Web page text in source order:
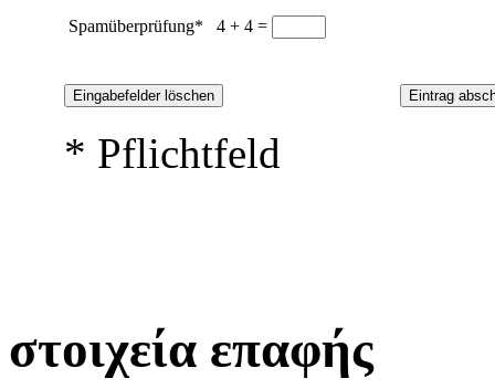
Spamüberprüfung* 4 + 4 =
* Pflichtfeld
στοιχεία επαφής